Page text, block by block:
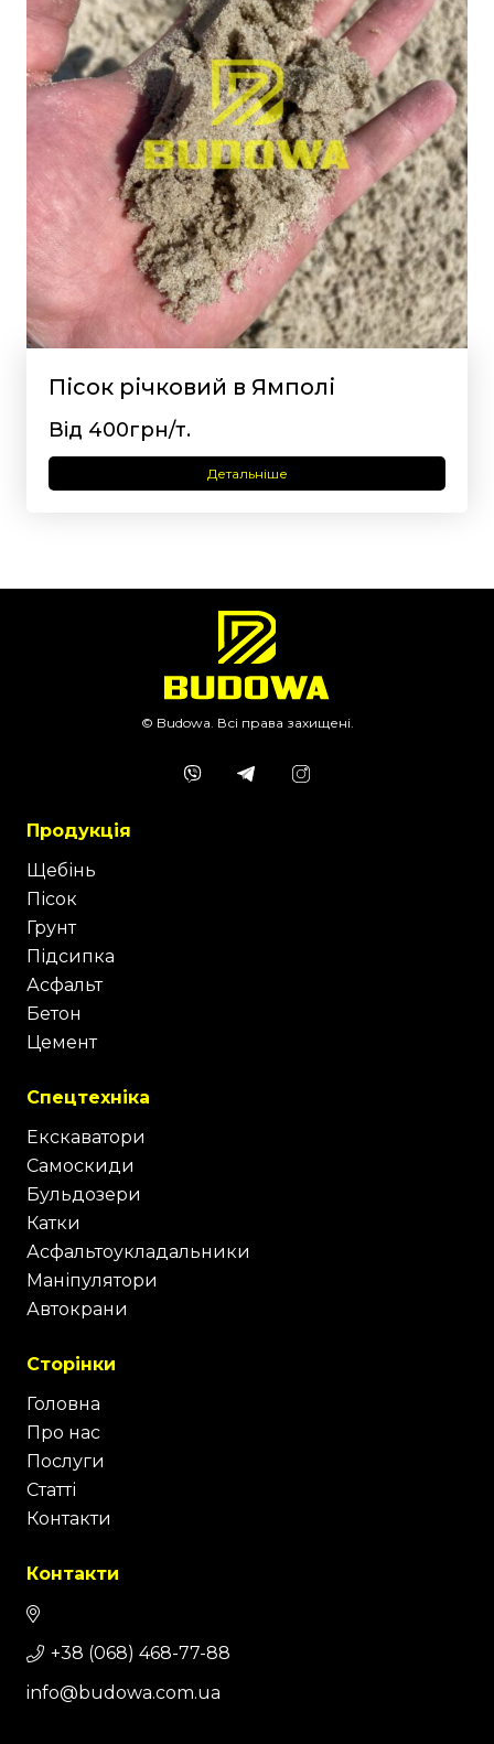
Пісок річковий в Ямполі
Від 400грн/т.
Детальніше
© Budowa. Всі права захищені.
Продукція
Щебінь
Пісок
Грунт
Підсипка
Асфальт
Бетон
Цемент
Спецтехніка
Екскаватори
Самоскиди
Бульдозери
Катки
Асфальтоукладальники
Маніпулятори
Автокрани
Сторінки
Головна
Про нас
Послуги
Статті
Контакти
Контакти
+38 (068) 468-77-88
info@budowa.com.ua